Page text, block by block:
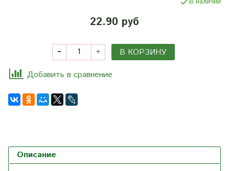
22.90 руб
В КОРЗИНУ
Добавить в сравнение
Описание